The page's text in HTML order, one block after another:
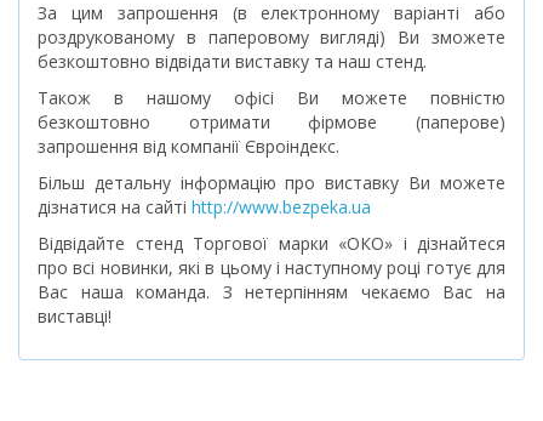
За цим запрошення (в електронному варіанті або
роздрукованому в паперовому вигляді) Ви зможете
безкоштовно відвідати виставку та наш стенд.
Також в нашому офісі Ви можете повністю
безкоштовно отримати фірмове (паперове)
запрошення від компанії Євроіндекс.
Більш детальну інформацію про виставку Ви можете
дізнатися на сайті http://www.bezpeka.ua
Відвідайте стенд Торгової марки «ОКО» і дізнайтеся
про всі новинки, які в цьому і наступному році готує для
Вас наша команда. З нетерпінням чекаємо Вас на
виставці!